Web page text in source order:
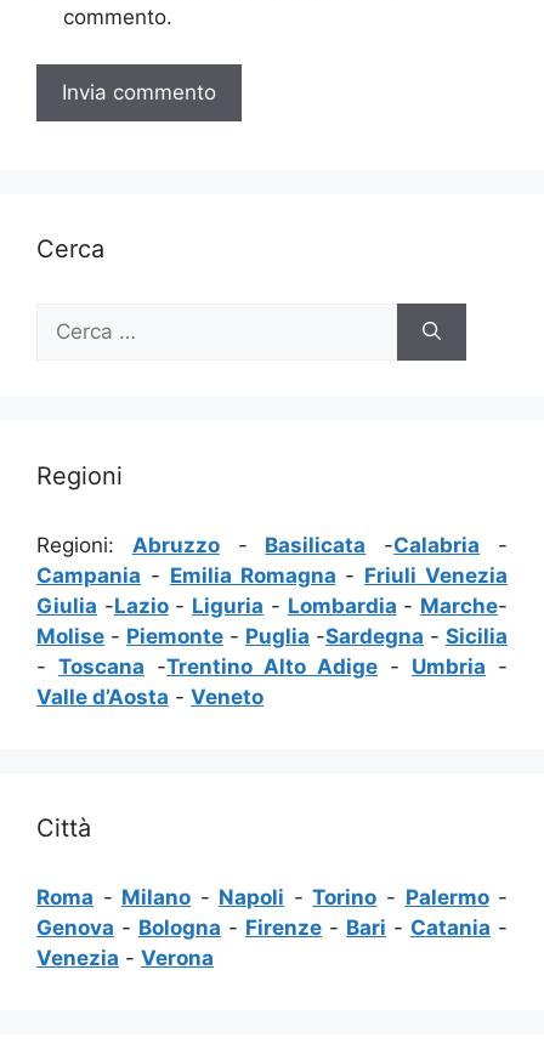
commento.
Cerca
per:
Regioni
Regioni: Abruzzo- Basilicata -Calabria -
Campania - Emilia Romagna - Friuli Venezia
Giulia -Lazio- Liguria - Lombardia - Marche-
Molise - Piemonte - Puglia -Sardegna - Sicilia
- Toscana -Trentino Alto Adige - Umbria -
Valle d’Aosta - Veneto
Città
Roma - Milano - Napoli -Torino - Palermo-
Genova - Bologna - Firenze - Bari - Catania -
Venezia - Verona